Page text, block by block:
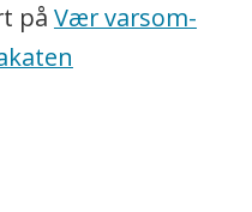
på Vær varsom-